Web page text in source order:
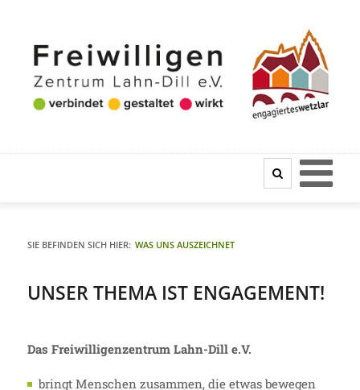
SIE BEFINDEN SICH HIER: WAS UNS AUSZEICHNET
UNSER THEMA IST ENGAGEMENT!
Das Freiwilligenzentrum Lahn-Dill e.V.
bringt Menschen zusammen, die etwas bewegen